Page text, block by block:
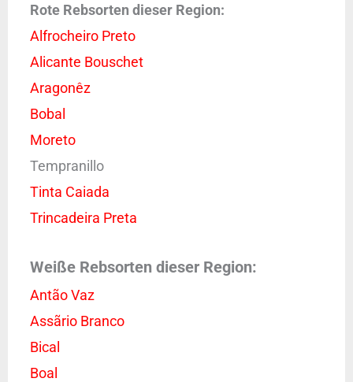
Rote Rebsorten dieser Region:
Alfrocheiro Preto
Alicante Bouschet
Aragonêz
Bobal
Moreto
Tempranillo
Tinta Caiada
Trincadeira Preta
Weiße Rebsorten dieser Region:
Antão Vaz
Assãrio Branco
Bical
Boal